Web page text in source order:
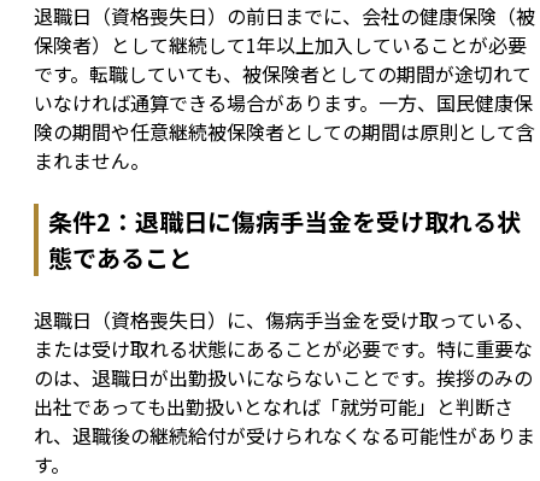
退職日（資格喪失日）の前日までに、会社の健康保険（被
保険者）として継続して1年以上加入していることが必要
です。転職していても、被保険者としての期間が途切れて
いなければ通算できる場合があります。一方、国民健康保
険の期間や任意継続被保険者としての期間は原則として含
まれません。
条件2：退職日に傷病手当金を受け取れる状
態であること
退職日（資格喪失日）に、傷病手当金を受け取っている、
または受け取れる状態にあることが必要です。特に重要な
のは、退職日が出勤扱いにならないことです。挨拶のみの
出社であっても出勤扱いとなれば「就労可能」と判断さ
れ、退職後の継続給付が受けられなくなる可能性がありま
す。